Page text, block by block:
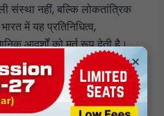
संस्था नहीं, बल्कि लोकतांत्रिक
में यह प्रतिनिधित्व,
आदर्शों को मूर्त रूप देती है।
और संस्थागत सीमाएँ इसकी
इसकी नैतिक और संवैधानिक महत्ता
×